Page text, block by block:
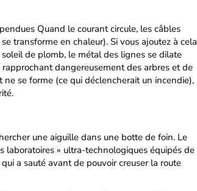
Quand le courant circule, les câbles
transforme en chaleur). Si vous ajoutez à cela
de plomb, le métal des lignes se dilate
dangereusement des arbres et de
se forme (ce qui déclencherait un incendie),
une aiguille dans une botte de foin. Le
laboratoires » ultra-technologiques équipés de
a sauté avant de pouvoir creuser la route